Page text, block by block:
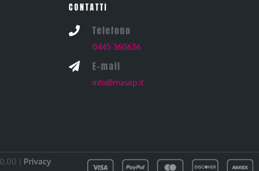
CONTATTI
 Telefono
0445 360636
 E-mail
info@masep.it
| Privacy